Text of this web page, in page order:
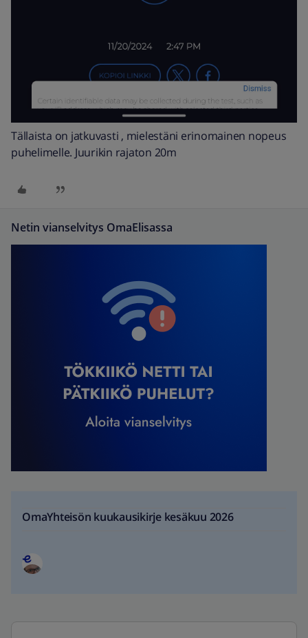
Tällaista on jatkuvasti , mielestäni erinomainen nopeus
puhelimelle. Juurikin rajaton 20m
Netin vianselvitys OmaElisassa
OmaYhteisön kuukausikirje kesäkuu 2026